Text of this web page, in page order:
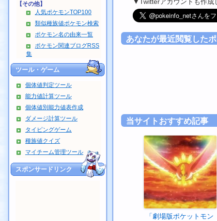
【その他】
人気ポケモンTOP100
類似種族値ポケモン検索
ポケモン名の由来一覧
ポケモン関連ブログRSS
集
ツール・ゲーム
個体値判定ツール
能力値計算ツール
個体値別能力値表作成
ダメージ計算ツール
タイピングゲーム
種族値クイズ
マイチーム管理ツール
スポンサードリンク
▼Twitterアカウントも作成
あなたが最近閲覧した
当サイトおすすめ記事
「劇場版ポケットモン